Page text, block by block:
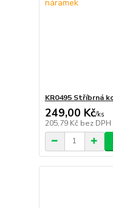
KR0495 Stříbrná
249,00 Kč/ks
205,79 Kč bez DPH